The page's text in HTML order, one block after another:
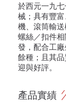
於西元一九
械；具有豐
機、滾筒輸送
螺絲／扣件
發，配合工
餘種；且其
迎與好評。
產品實績